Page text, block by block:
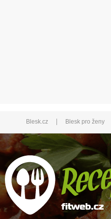
Blesk.cz | Blesk pro ženy